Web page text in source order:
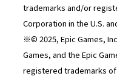
trademarks and/or
Corporation in the U.S.
※© 2025, Epic Games,
Games, and the Epic
registered trademarks of